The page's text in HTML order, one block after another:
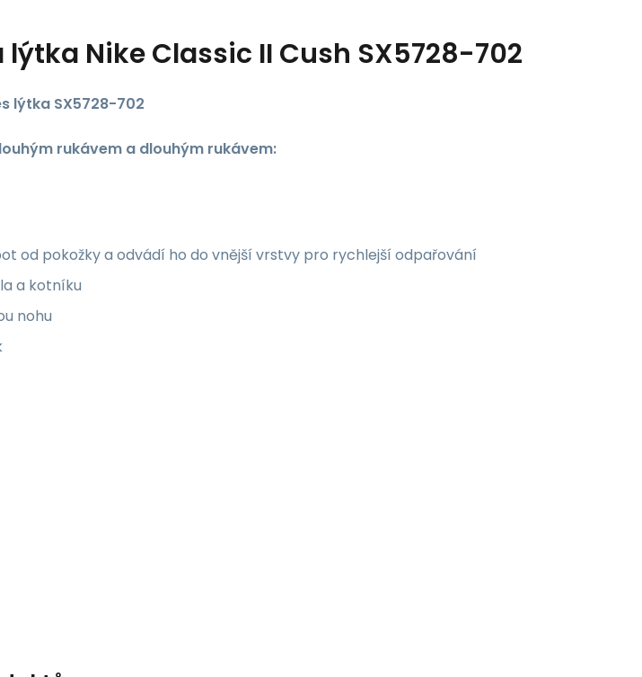
Nike Classic II Cush SX5728-702
lýtka SX5728-702
rukávem a dlouhým rukávem:
od pokožky a odvádí ho do vnější vrstvy pro rychlejší odpařování
a kotníku
nohu